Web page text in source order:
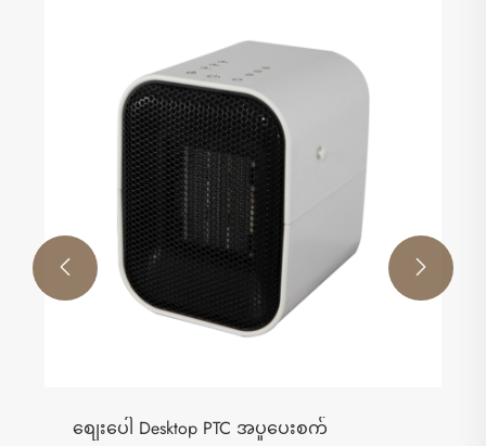
စျေးပေါ Desktop PTC အပူပေးစက်
 